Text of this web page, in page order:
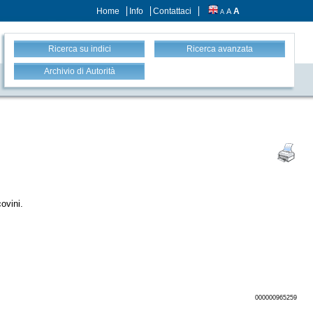
Home Info Contattaci A A A
Ricerca su indici Ricerca avanzata
Archivio di Autorità